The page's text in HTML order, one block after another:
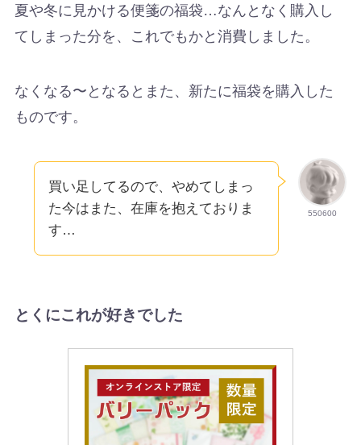
夏や冬に見かける便箋の福袋…なんとなく購入し
てしまった分を、これでもかと消費しました。
なくなる〜となるとまた、新たに福袋を購入した
ものです。
550600
買い足してるので、やめてしまっ
た今はまた、在庫を抱えておりま
す…
とくにこれが好きでした